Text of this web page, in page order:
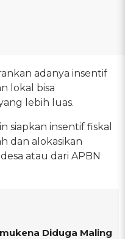
adanya insentif
lokal bisa
lebih luas.
siapkan insentif fiskal
dan alokasikan
atau dari APBN
Diduga Maling